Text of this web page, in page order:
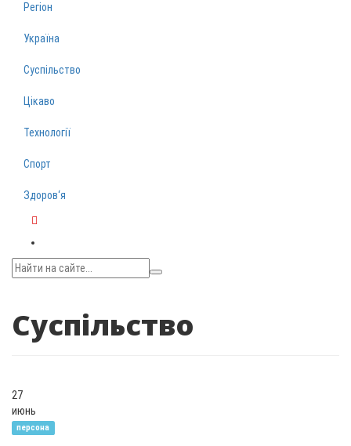
Регіон
Україна
Суспільство
Цікаво
Технології
Спорт
Здоров‘я
Суспільство
27
июнь
персона